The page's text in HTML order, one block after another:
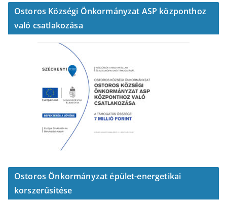
Ostoros Községi Önkormányzat ASP központhoz
való csatlakozása
Ostoros Önkormányzat épület-energetikai
korszerűsítése